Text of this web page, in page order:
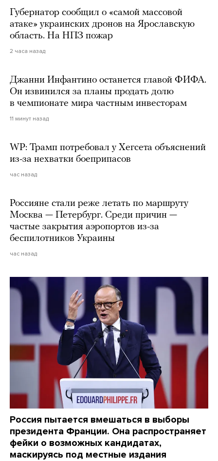
Губернатор сообщил о «самой массовой
атаке» украинских дронов на Ярославскую
область. На НПЗ пожар
2 часа назад
Джанни Инфантино останется главой ФИФА.
Он извинился за планы продать долю
в чемпионате мира частным инвесторам
11 минут назад
WP: Трамп потребовал у Хегсета объяснений
из-за нехватки боеприпасов
час назад
Россияне стали реже летать по маршруту
Москва — Петербург. Среди причин —
частые закрытия аэропортов из-за
беспилотников Украины
час назад
Россия пытается вмешаться в выборы
президента Франции. Она распространяет
фейки о возможных кандидатах,
маскируясь под местные издания